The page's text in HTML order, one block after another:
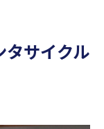
ラン比較法
選び方
タサイクル